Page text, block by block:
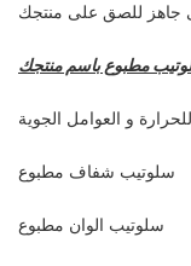
جاهز للصق على منتجك
مطبوع باسم منتجك
و العوامل الجوية
سلوتيب شفاف مطبوع
سلوتيب الوان مطبوع